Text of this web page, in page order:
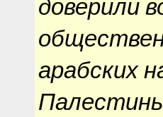
арабских